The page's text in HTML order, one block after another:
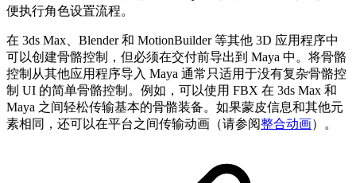
便执行角色设置流程。
在 3ds Max、Blender 和 MotionBuilder 等其他 3D 应用程序中
可以创建骨骼控制，但必须在交付前导出到 Maya 中。将骨骼
控制从其他应用程序导入 Maya 通常只适用于没有复杂骨骼控
制 UI 的简单骨骼控制。例如，可以使用 FBX 在 3ds Max 和
Maya 之间轻松传输基本的骨骼装备。如果蒙皮信息和其他元
素相同，还可以在平台之间传输动画（请参阅整合动画）。